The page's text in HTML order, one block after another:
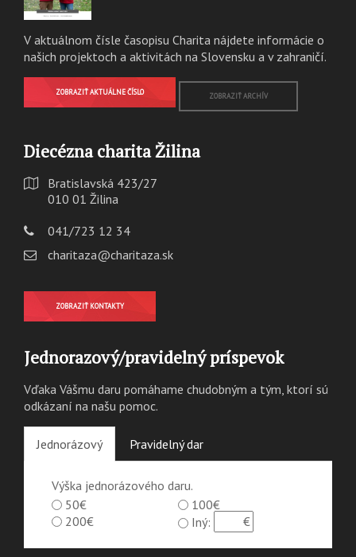
V aktuálnom čísle časopisu Charita nájdete informácie o
našich projektoch a aktivitách na Slovensku a v zahraničí.
ZOBRAZIŤ AKTUÁLNE ČÍSLO ZOBRAZIŤ ARCHÍV
Diecézna charita Žilina
Bratislavská 423/27
010 01 Žilina
041/723 12 34
charitaza@charitaza.sk
ZOBRAZIŤ KONTAKTY
Jednorazový/pravidelný príspevok
Vďaka Vášmu daru pomáhame chudobným a tým, ktorí sú
odkázaní na našu pomoc.
Jednorázový Pravidelný dar
Výška jednorázového daru.
50€
100€
200€
Iný: